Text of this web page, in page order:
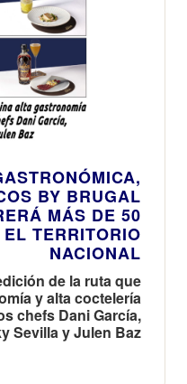
BY BRUGAL
MÁS DE 50
TERRITORIO
NACIONAL
de la ruta que
y alta coctelería
chefs Dani García,
Sevilla y Julen Baz